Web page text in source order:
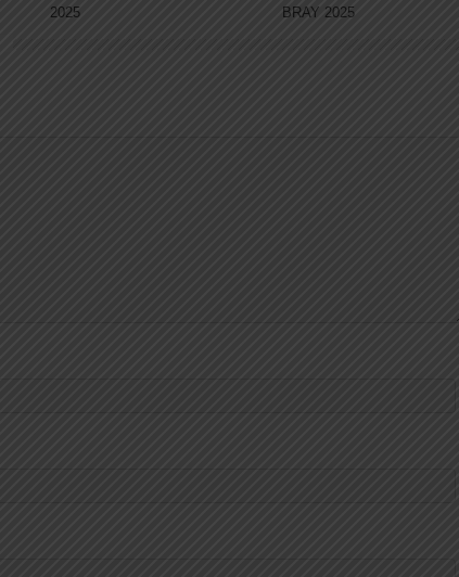
2025
BRAY 2025